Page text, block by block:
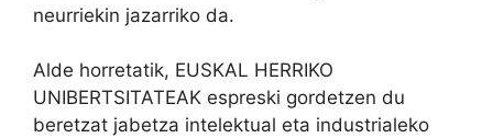
neurriekin jazarriko da.
Alde horretatik, EUSKAL HERRIKO
UNIBERTSITATEAK espreski gordetzen du
beretzat jabetza intelektual eta industrialeko